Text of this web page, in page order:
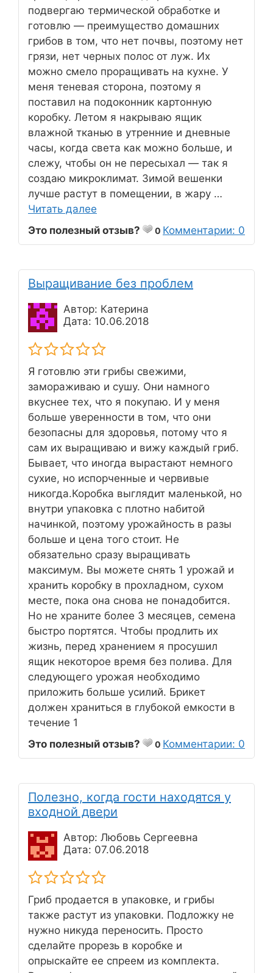
подвергаю термической обработке и
готовлю — преимущество домашних
грибов в том, что нет почвы, поэтому нет
грязи, нет черных полос от луж. Их
можно смело проращивать на кухне. У
меня теневая сторона, поэтому я
поставил на подоконник картонную
коробку. Летом я накрываю ящик
влажной тканью в утренние и дневные
часы, когда света как можно больше, и
слежу, чтобы он не пересыхал — так я
создаю микроклимат. Зимой вешенки
лучше растут в помещении, в жару …
Читать далее
Это полезный отзыв?
0 Комментарии: 0
Выращивание без проблем
Автор: Катерина
Дата: 10.06.2018
Я готовлю эти грибы свежими,
замораживаю и сушу. Они намного
вкуснее тех, что я покупаю. И у меня
больше уверенности в том, что они
безопасны для здоровья, потому что я
сам их выращиваю и вижу каждый гриб.
Бывает, что иногда вырастают немного
сухие, но испорченные и червивые
никогда.Коробка выглядит маленькой, но
внутри упаковка с плотно набитой
начинкой, поэтому урожайность в разы
больше и цена того стоит. Не
обязательно сразу выращивать
максимум. Вы можете снять 1 урожай и
хранить коробку в прохладном, сухом
месте, пока она снова не понадобится.
Но не храните более 3 месяцев, семена
быстро портятся. Чтобы продлить их
жизнь, перед хранением я просушил
ящик некоторое время без полива. Для
следующего урожая необходимо
приложить больше усилий. Брикет
должен храниться в глубокой емкости в
течение 1
Это полезный отзыв?
0 Комментарии: 0
Полезно, когда гости находятся у
входной двери
Автор: Любовь Сергеевна
Дата: 07.06.2018
Гриб продается в упаковке, и грибы
также растут из упаковки. Подложку не
нужно никуда переносить. Просто
сделайте прорезь в коробке и
опрыскайте ее спреем из комплекта.